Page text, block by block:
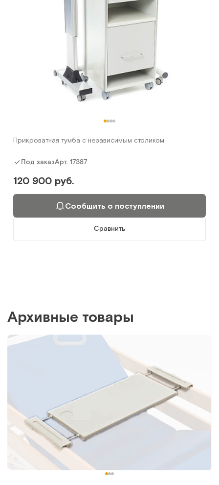
Прикроватная тумба с независимым столиком
Под заказАрт. 17387
120 900 руб.
Сообщить о поступлении
Сравнить
Архивные товары